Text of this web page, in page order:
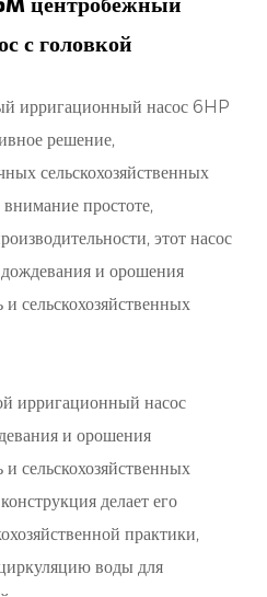
с головкой
ирригационный насос 6HP
решение,
сельскохозяйственных
простоте,
этот насос
дождевания и орошения
сельскохозяйственных
ирригационный насос
и орошения
сельскохозяйственных
делает его
практики,
воды для